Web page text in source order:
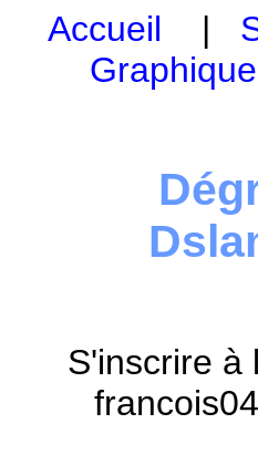
Accueil |
S'inscrire à